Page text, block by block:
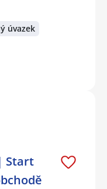
úvazek
Start